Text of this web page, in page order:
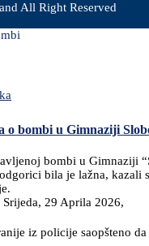
All Right Reserved
o bombi u Gimnaziji
bombi u Gimnaziji
bila je lažna, kazali
Srijeda, 29 Aprila 2026,
iz policije saopšteno